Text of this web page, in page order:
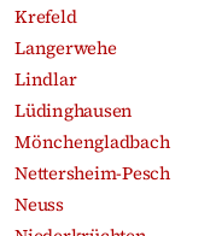
Krefeld
Langerwehe
Lindlar
Lüdinghausen
Mönchengladbach
Nettersheim-Pesch
Neuss